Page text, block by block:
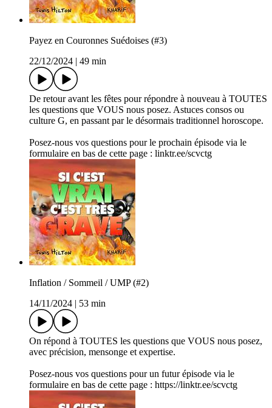
Payez en Couronnes Suédoises (#3)
22/12/2024
49 min
De retour avant les fêtes pour répondre à nouveau à TOUTES
les questions que VOUS nous posez. Astuces consos ou
culture G, en passant par le désormais traditionnel horoscope.
Posez-nous vos questions pour le prochain épisode via le
formulaire en bas de cette page : linktr.ee/scvctg
Inflation / Sommeil / UMP (#2)
14/11/2024
53 min
On répond à TOUTES les questions que VOUS nous posez,
avec précision, mensonge et expertise.
Posez-nous vos questions pour un futur épisode via le
formulaire en bas de cette page : https://linktr.ee/scvctg